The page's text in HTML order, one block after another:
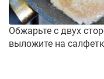
Обжарьте с двух
выложите на